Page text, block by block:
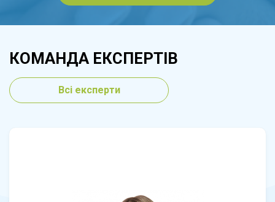
КОМАНДА ЕКСПЕРТІВ
Всі експерти